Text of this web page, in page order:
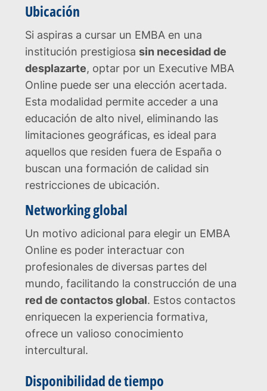
Ubicación
Si aspiras a cursar un EMBA en una
institución prestigiosa sin necesidad de
desplazarte, optar por un Executive MBA
Online puede ser una elección acertada.
Esta modalidad permite acceder a una
educación de alto nivel, eliminando las
limitaciones geográficas, es ideal para
aquellos que residen fuera de España o
buscan una formación de calidad sin
restricciones de ubicación.
Networking global
Un motivo adicional para elegir un EMBA
Online es poder interactuar con
profesionales de diversas partes del
mundo, facilitando la construcción de una
red de contactos global. Estos contactos
enriquecen la experiencia formativa,
ofrece un valioso conocimiento
intercultural.
Disponibilidad de tiempo